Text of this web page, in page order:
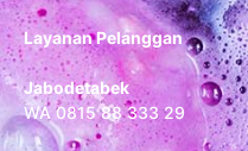
Layanan Pelanggan
Jabodetabek
WA 0815 88 333 29